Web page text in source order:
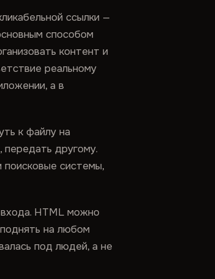
ссылки —
способом
контент и
реальному
а в
к файлу на
передать другому.
системы,
HTML можно
на любом
под людей, а не